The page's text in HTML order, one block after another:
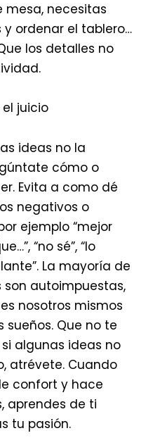
mesa, necesitas
ordenar el tablero…
los detalles no
el juicio
ideas no la
cómo o
Evita a como dé
negativos o
ejemplo “mejor
“no sé”, “lo
La mayoría de
autoimpuestas,
nosotros mismos
Que no te
si algunas ideas no
atrévete. Cuando
confort y hace
aprendes de ti
tu pasión.